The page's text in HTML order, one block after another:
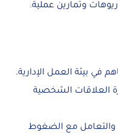
وتمارين عملية.
في بيئة العمل الإدارية.
العلاقات الشخصية
والتعامل مع الضغوط